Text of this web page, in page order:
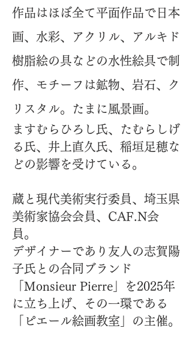
作品はほぼ全て平面作品で日本
画、水彩、アクリル、アルキド
樹脂絵の具などの水性絵具で制
作、モチーフは鉱物、岩石、ク
リスタル。たまに風景画。
ますむらひろし氏、たむらしげ
る氏、井上直久氏、稲垣足穂な
どの影響を受けている。
蔵と現代美術実行委員、埼玉県
美術家協会会員、CAF.N会
員。
​デザイナーであり友人の志賀陽
子氏との合同ブランド
「Monsieur Pierre」を2025年
に立ち上げ、その一環である
「ピエール絵画教室」の主催。